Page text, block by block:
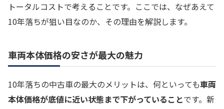
トータルコストで考えることです。ここでは、なぜあえて
10年落ちが狙い目なのか、その理由を解説します。
車両本体価格の安さが最大の魅力
10年落ちの中古車の最大のメリットは、何といっても車両
本体価格が底値に近い状態まで下がっていることです。新